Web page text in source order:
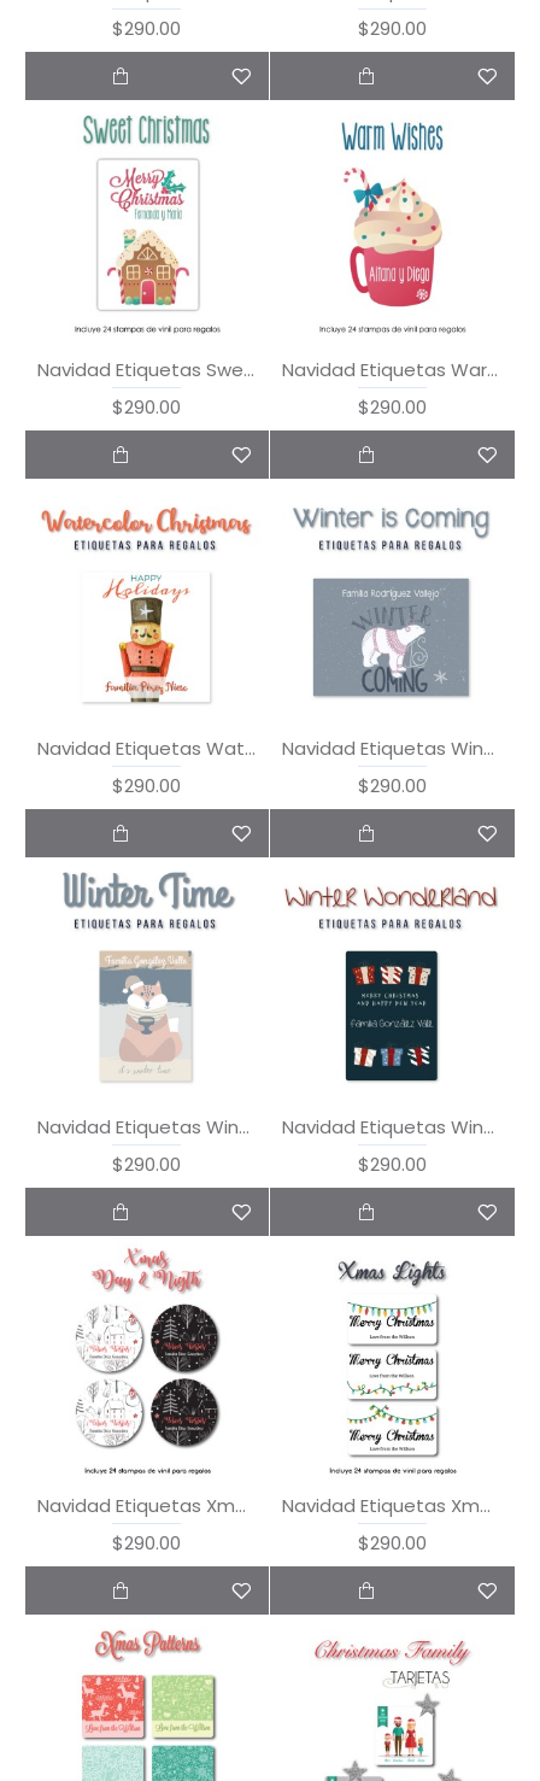
$290.00
$290.00
Navidad Etiquetas Sweet Christmas
$290.00
Navidad Etiquetas Warm Wishes
$290.00
Navidad Etiquetas Watercolor Christmas
$290.00
Navidad Etiquetas Winter is Coming
$290.00
Navidad Etiquetas Winter Time
$290.00
Navidad Etiquetas Winter Wonderland
$290.00
Navidad Etiquetas Xmas Day & Night
$290.00
Navidad Etiquetas Xmas Lights
$290.00